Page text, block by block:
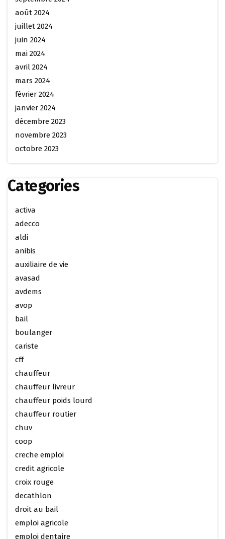
août 2024
juillet 2024
juin 2024
mai 2024
avril 2024
mars 2024
février 2024
janvier 2024
décembre 2023
novembre 2023
octobre 2023
Categories
activa
adecco
aldi
anibis
auxiliaire de vie
avasad
avdems
avop
bail
boulanger
cariste
cff
chauffeur
chauffeur livreur
chauffeur poids lourd
chauffeur routier
chuv
coop
creche emploi
credit agricole
croix rouge
decathlon
droit au bail
emploi agricole
emploi dentaire